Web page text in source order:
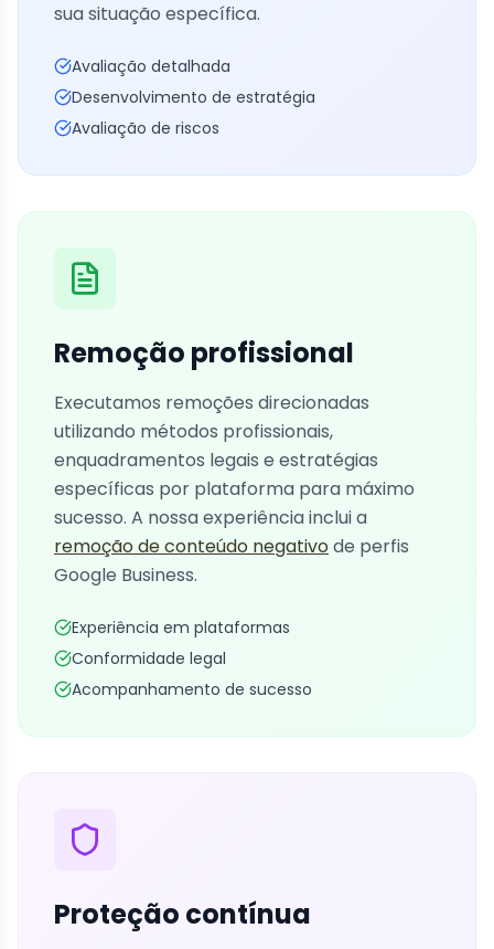
sua situação específica.
Avaliação detalhada
Desenvolvimento de estratégia
Avaliação de riscos
Remoção profissional
Executamos remoções direcionadas
utilizando métodos profissionais,
enquadramentos legais e estratégias
específicas por plataforma para máximo
sucesso. A nossa experiência inclui a
remoção de conteúdo negativo de perfis
Google Business.
Experiência em plataformas
Conformidade legal
Acompanhamento de sucesso
Proteção contínua